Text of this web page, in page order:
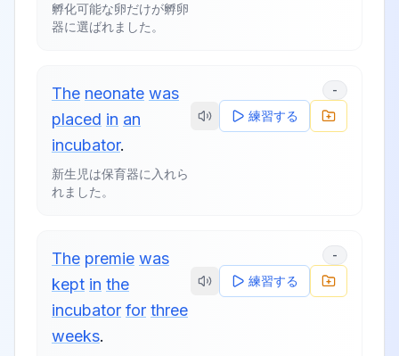
孵化可能な卵だけが孵卵
器に選ばれました。
The neonate was
placed in an
incubator.
新生児は保育器に入れら
れました。
-
練習する
The premie was
kept in the
incubator for three
weeks.
-
練習する